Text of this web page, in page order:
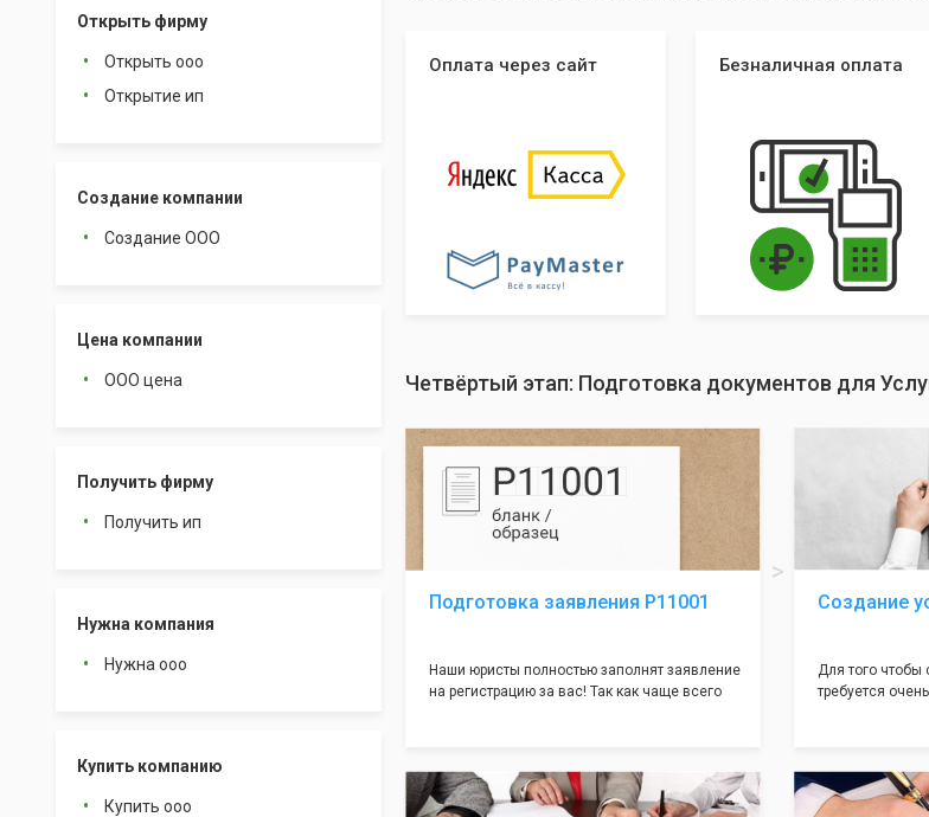
Открыть фирму
Открыть ооо
Открытие ип
Создание компании
Создание ООО
Цена компании
ООО цена
Получить фирму
Получить ип
Нужна компания
Нужна ооо
Купить компанию
Купить ооо
Оплата через сайт Безналичная оплата
Четвёртый этап: Подготовка документов для
Подготовка заявления Р11001
Наши юристы полностью заполнят заявление
на регистрацию за вас! Так как чаще всего
большая часть отказов - наши юристы с
многолетним опытом работы возьмут всё
Создание
Для того чтобы
требуется
Наша компания
уникальный